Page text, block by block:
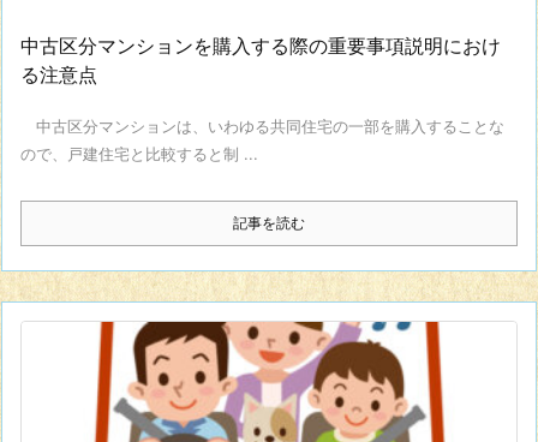
中古区分マンションを購入する際の重要事項説明におけ
る注意点
中古区分マンションは、いわゆる共同住宅の一部を購入することな
ので、戸建住宅と比較すると制 ...
記事を読む